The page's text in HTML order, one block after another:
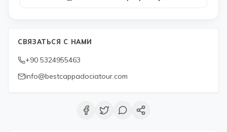
СВЯЗАТЬСЯ С НАМИ
+90 5324955463
info@bestcappadociatour.com